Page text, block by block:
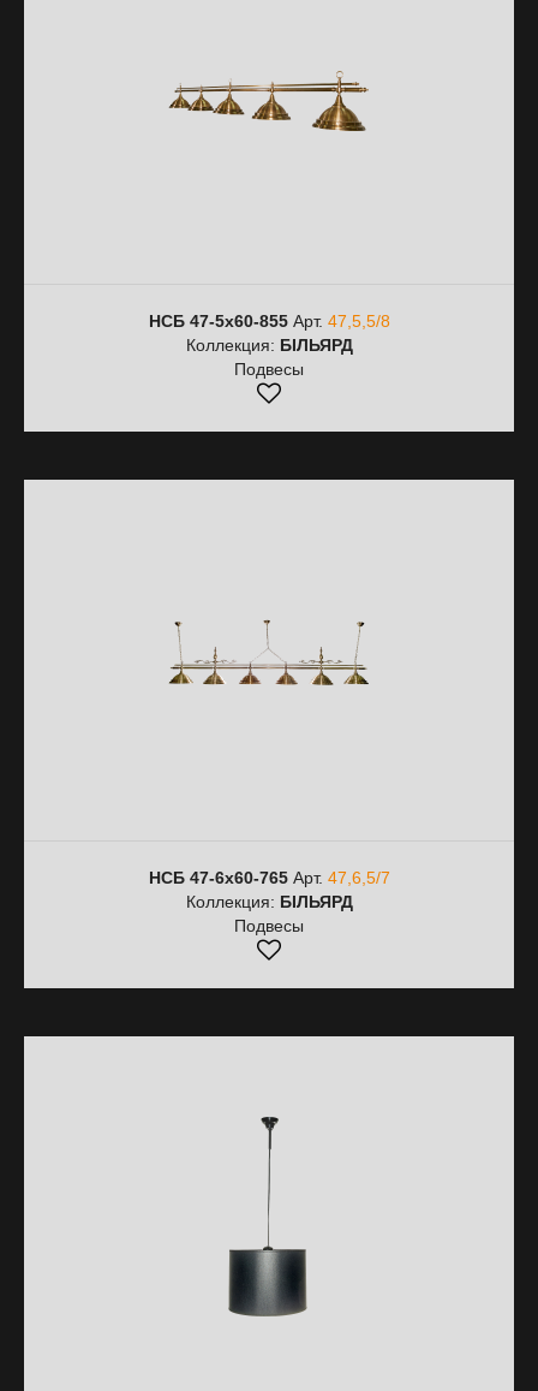
НСБ 47-5х60-855Арт. 47,5,5/8
Коллекция: БІЛЬЯРД
Подвесы
НСБ 47-6х60-765Арт. 47,6,5/7
Коллекция: БІЛЬЯРД
Подвесы